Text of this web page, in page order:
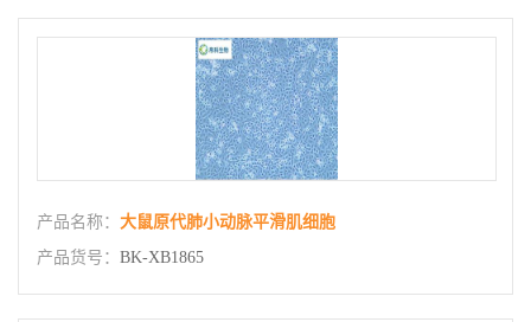
产品名称： 大鼠原代肺小动脉平滑肌细胞
产品货号： BK-XB1865